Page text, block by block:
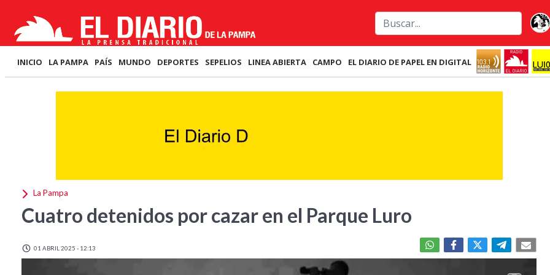
INICIO LA PAMPA PAÍS MUNDO DEPORTES SEPELIOS LINEA ABIERTA CAMPO EL DIARIO DE PAPEL EN DIGITAL
La Pampa
Cuatro detenidos por cazar en el Parque Luro
01 ABRIL 2025 - 12:13